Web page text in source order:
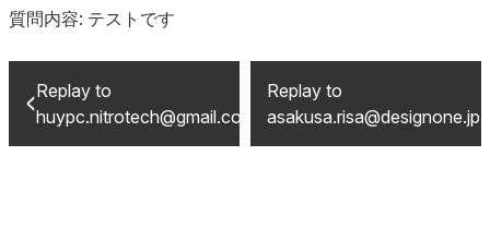
質問内容: テストです
Replay to
huypc.nitrotech@gmail.com
Replay to
asakusa.risa@designone.jp